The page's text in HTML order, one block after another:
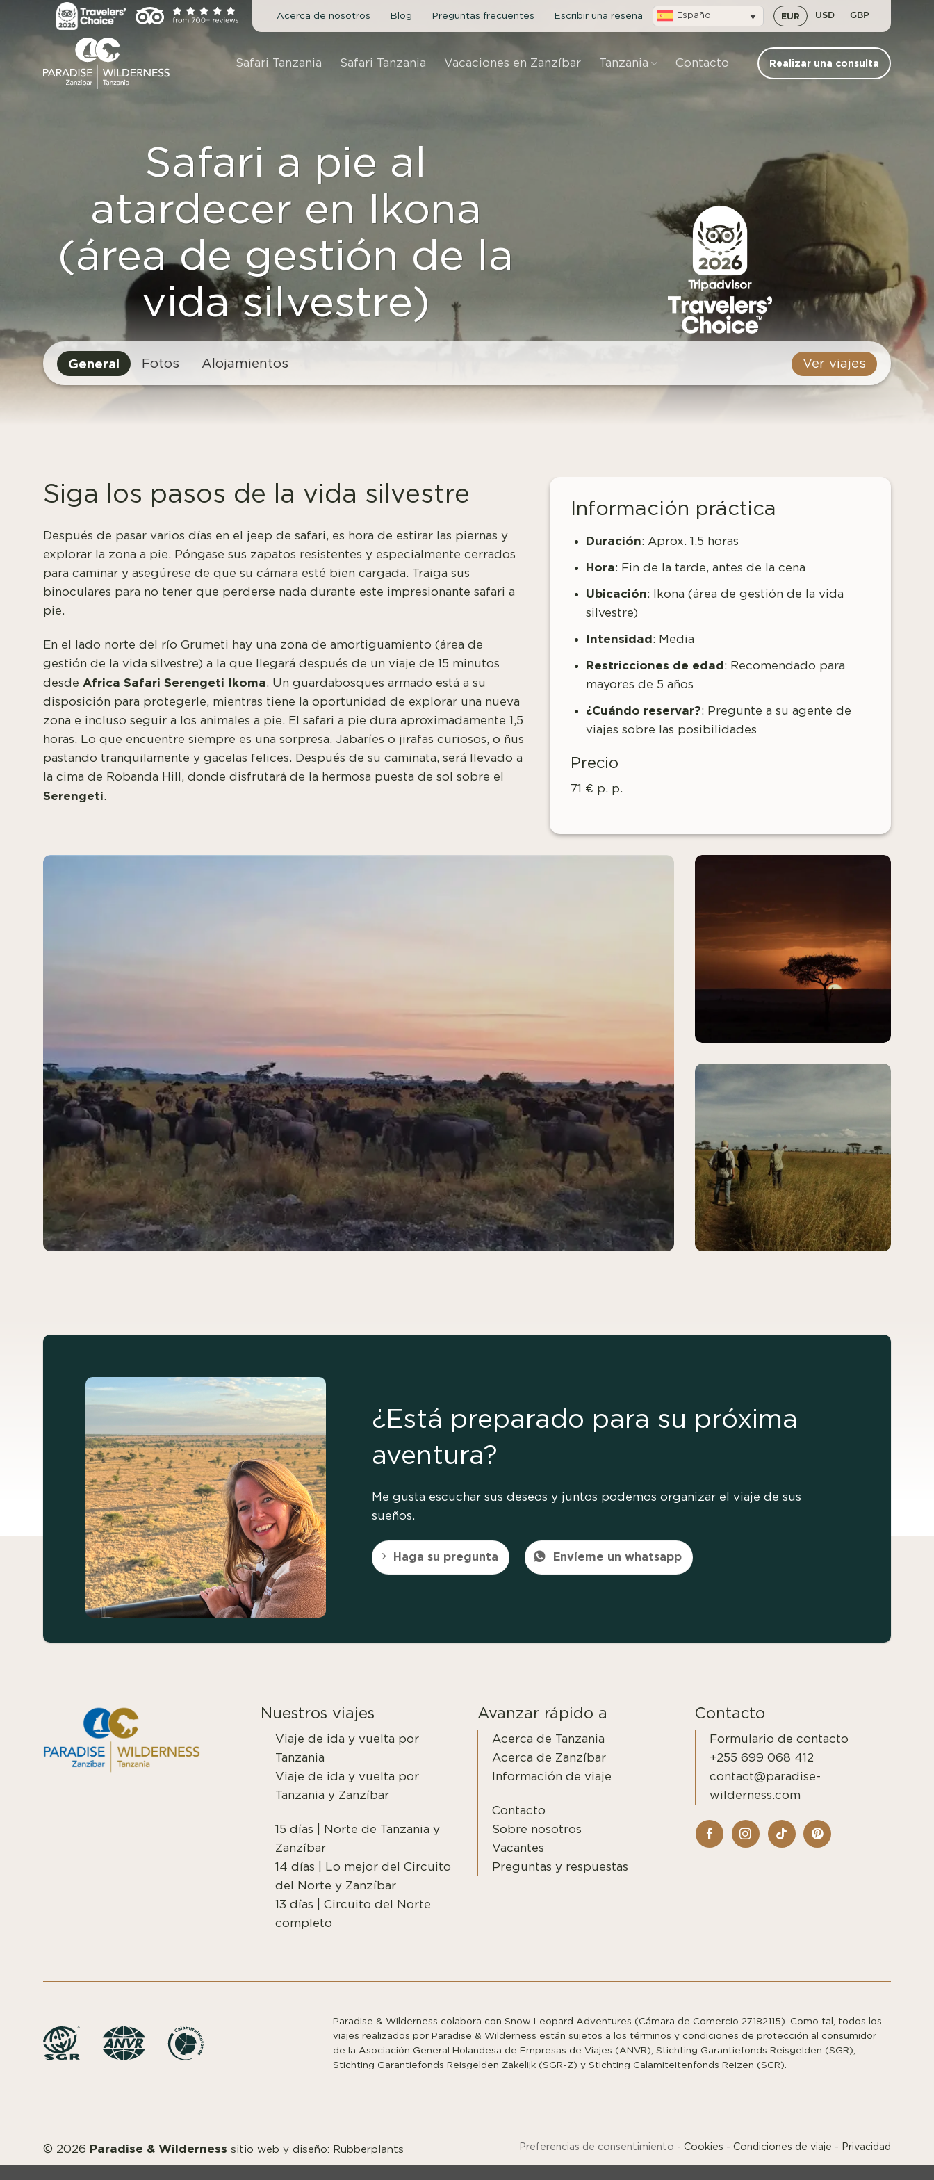
contenido
Acerca de nosotros Blog Preguntas frecuentes Escribir una reseña Español EUR USD GBP
Safari Tanzania Safari Tanzania Vacaciones en Zanzíbar Tanzania Contacto Realizar una consulta
Safari a pie al
atardecer en Ikona
(área de gestión de la
vida silvestre)
General Fotos Alojamientos Ver viajes
Siga los pasos de la vida silvestre
Después de pasar varios días en el jeep de safari, es hora de estirar las piernas y
explorar la zona a pie. Póngase sus zapatos resistentes y especialmente cerrados
para caminar y asegúrese de que su cámara esté bien cargada. Traiga sus
binoculares para no tener que perderse nada durante este impresionante safari a
pie.
En el lado norte del río Grumeti hay una zona de amortiguamiento (área de
gestión de la vida silvestre) a la que llegará después de un viaje de 15 minutos
desde Africa Safari Serengeti Ikoma. Un guardabosques armado está a su
disposición para protegerle, mientras tiene la oportunidad de explorar una nueva
zona e incluso seguir a los animales a pie. El safari a pie dura aproximadamente 1,5
horas. Lo que encuentre siempre es una sorpresa. Jabaríes o jirafas curiosos, o ñus
pastando tranquilamente y gacelas felices. Después de su caminata, será llevado a
la cima de Robanda Hill, donde disfrutará de la hermosa puesta de sol sobre el
Serengeti.
Información práctica
Duración: Aprox. 1,5 horas
Hora: Fin de la tarde, antes de la cena
Ubicación: Ikona (área de gestión de la vida
silvestre)
Intensidad: Media
Restricciones de edad: Recomendado para
mayores de 5 años
¿Cuándo reservar?: Pregunte a su agente de
viajes sobre las posibilidades
Precio
71 € p. p.
¿Está preparado para su próxima
aventura?
Me gusta escuchar sus deseos y juntos podemos organizar el viaje de sus
sueños.
Haga su pregunta Envíeme un whatsapp
Nuestros viajes
Viaje de ida y vuelta por
Tanzania
Viaje de ida y vuelta por
Tanzania y Zanzíbar
15 días | Norte de Tanzania y
Zanzíbar
14 días | Lo mejor del Circuito
del Norte y Zanzíbar
13 días | Circuito del Norte
completo
Avanzar rápido a
Acerca de Tanzania
Acerca de Zanzíbar
Información de viaje
Contacto
Sobre nosotros
Vacantes
Preguntas y respuestas
Contacto
Formulario de contacto
+255 699 068 412
contact@paradise-
wilderness.com
Paradise & Wilderness colabora con Snow Leopard Adventures (Cámara de Comercio 27182115). Como tal, todos los
viajes realizados por Paradise & Wilderness están sujetos a los términos y condiciones de protección al consumidor
de la Asociación General Holandesa de Empresas de Viajes (ANVR), Stichting Garantiefonds Reisgelden (SGR),
Stichting Garantiefonds Reisgelden Zakelijk (SGR-Z) y Stichting Calamiteitenfonds Reizen (SCR).
© 2026 Paradise & Wilderness sitio web y diseño: Rubberplants Preferencias de consentimiento - Cookies - Condiciones de viaje - Privacidad